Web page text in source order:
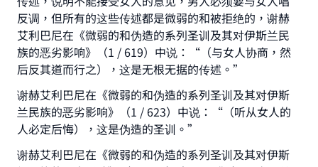
反调，但所有的这些传述都是微弱的和被拒绝的，谢赫
艾利巴尼在《微弱的和伪造的系列圣训及其对伊斯兰民
族的恶劣影响》（1 / 619）中说：“（与女人协商，然
后反其道而行之），这是无根无据的传述。”
谢赫艾利巴尼在《微弱的和伪造的系列圣训及其对伊斯
兰民族的恶劣影响》（1 / 623）中说：“（听从女人的
人必定后悔），这是伪造的圣训。”
谢赫艾利巴尼在《微弱的和伪造的系列圣训及其对伊斯